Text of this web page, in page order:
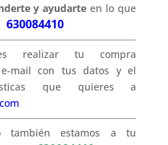
y ayudarte en lo que
630084410
realizar tu compra
mail con tus datos y el
que quieres a
también estamos a tu